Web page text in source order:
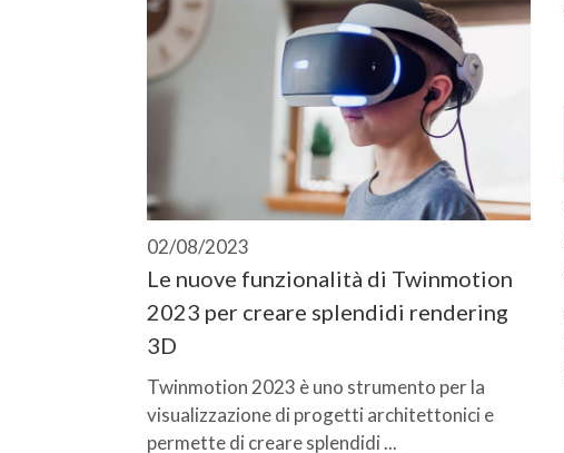
02/08/2023
Le nuove funzionalità di Twinmotion
2023 per creare splendidi rendering
3D
Twinmotion 2023 è uno strumento per la
visualizzazione di progetti architettonici e
permette di creare splendidi ...